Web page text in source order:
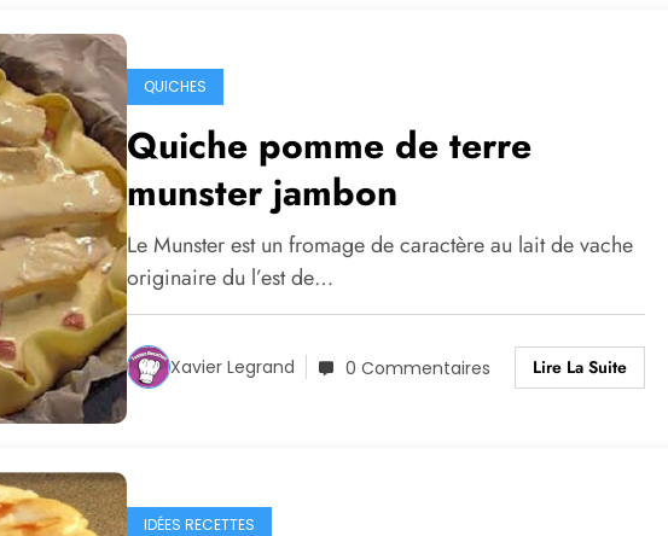
QUICHES
Quiche pomme de terre
munster jambon
Le Munster est un fromage de caractère au lait de vache
originaire du l’est de…
Xavier Legrand 0 Commentaires Lire La Suite
IDÉES RECETTES